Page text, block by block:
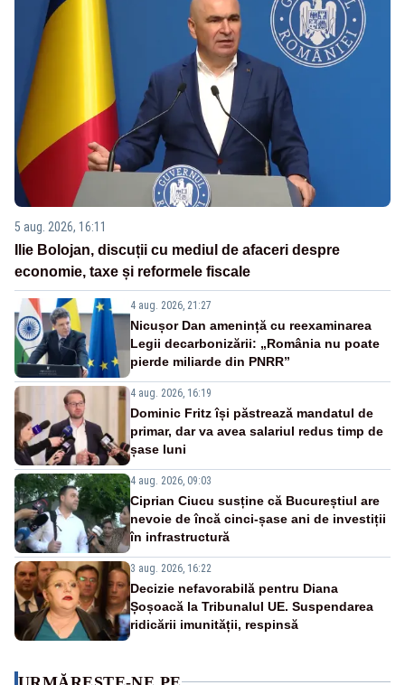
5 aug. 2026, 16:11
Ilie Bolojan, discuții cu mediul de afaceri despre
economie, taxe și reformele fiscale
4 aug. 2026, 21:27
Nicușor Dan amenință cu reexaminarea
Legii decarbonizării: „România nu poate
pierde miliarde din PNRR”
4 aug. 2026, 16:19
Dominic Fritz își păstrează mandatul de
primar, dar va avea salariul redus timp de
șase luni
4 aug. 2026, 09:03
Ciprian Ciucu susține că Bucureștiul are
nevoie de încă cinci-șase ani de investiții
în infrastructură
3 aug. 2026, 16:22
Decizie nefavorabilă pentru Diana
Șoșoacă la Tribunalul UE. Suspendarea
ridicării imunității, respinsă